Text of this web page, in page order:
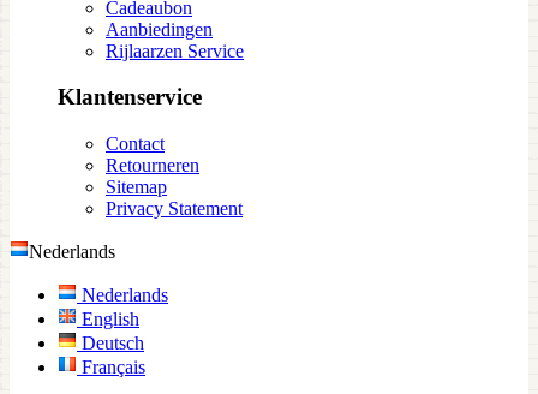
Cadeaubon
Aanbiedingen
Rijlaarzen Service
Klantenservice
Contact
Retourneren
Sitemap
Privacy Statement
Nederlands
Nederlands
English
Deutsch
Français